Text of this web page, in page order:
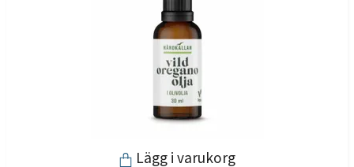
Lägg i varukorg